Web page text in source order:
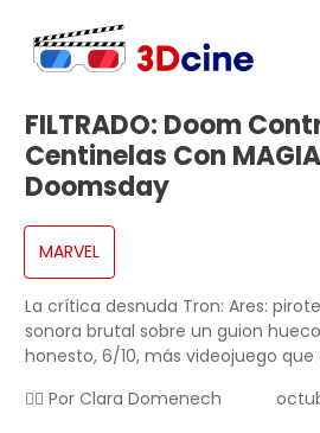
FILTRADO: Doom
Centinelas Con
Doomsday
MARVEL
La crítica desnuda Tron: Ares:
sonora brutal sobre un guion
honesto, 6/10, más videojuego que
✍🏻 Por Clara Domenech